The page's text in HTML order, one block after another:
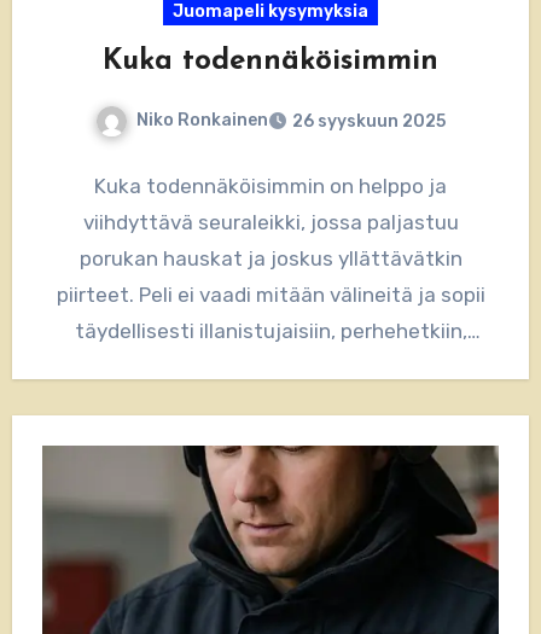
Juomapeli kysymyksia
Kuka todennäköisimmin
Niko Ronkainen 26 syyskuun 2025
Kuka todennäköisimmin on helppo ja
viihdyttävä seuraleikki, jossa paljastuu
porukan hauskat ja joskus yllättävätkin
piirteet. Peli ei vaadi mitään välineitä ja sopii
täydellisesti illanistujaisiin, perhehetkiin,